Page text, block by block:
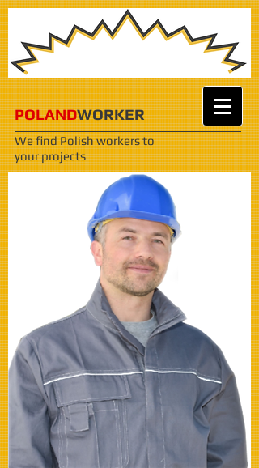
POLANDWORKER
We find Polish workersto
your projects